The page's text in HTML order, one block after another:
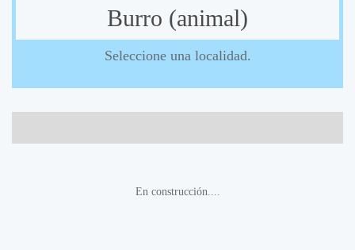
Burro (animal)
Seleccione una localidad.
En construcción....